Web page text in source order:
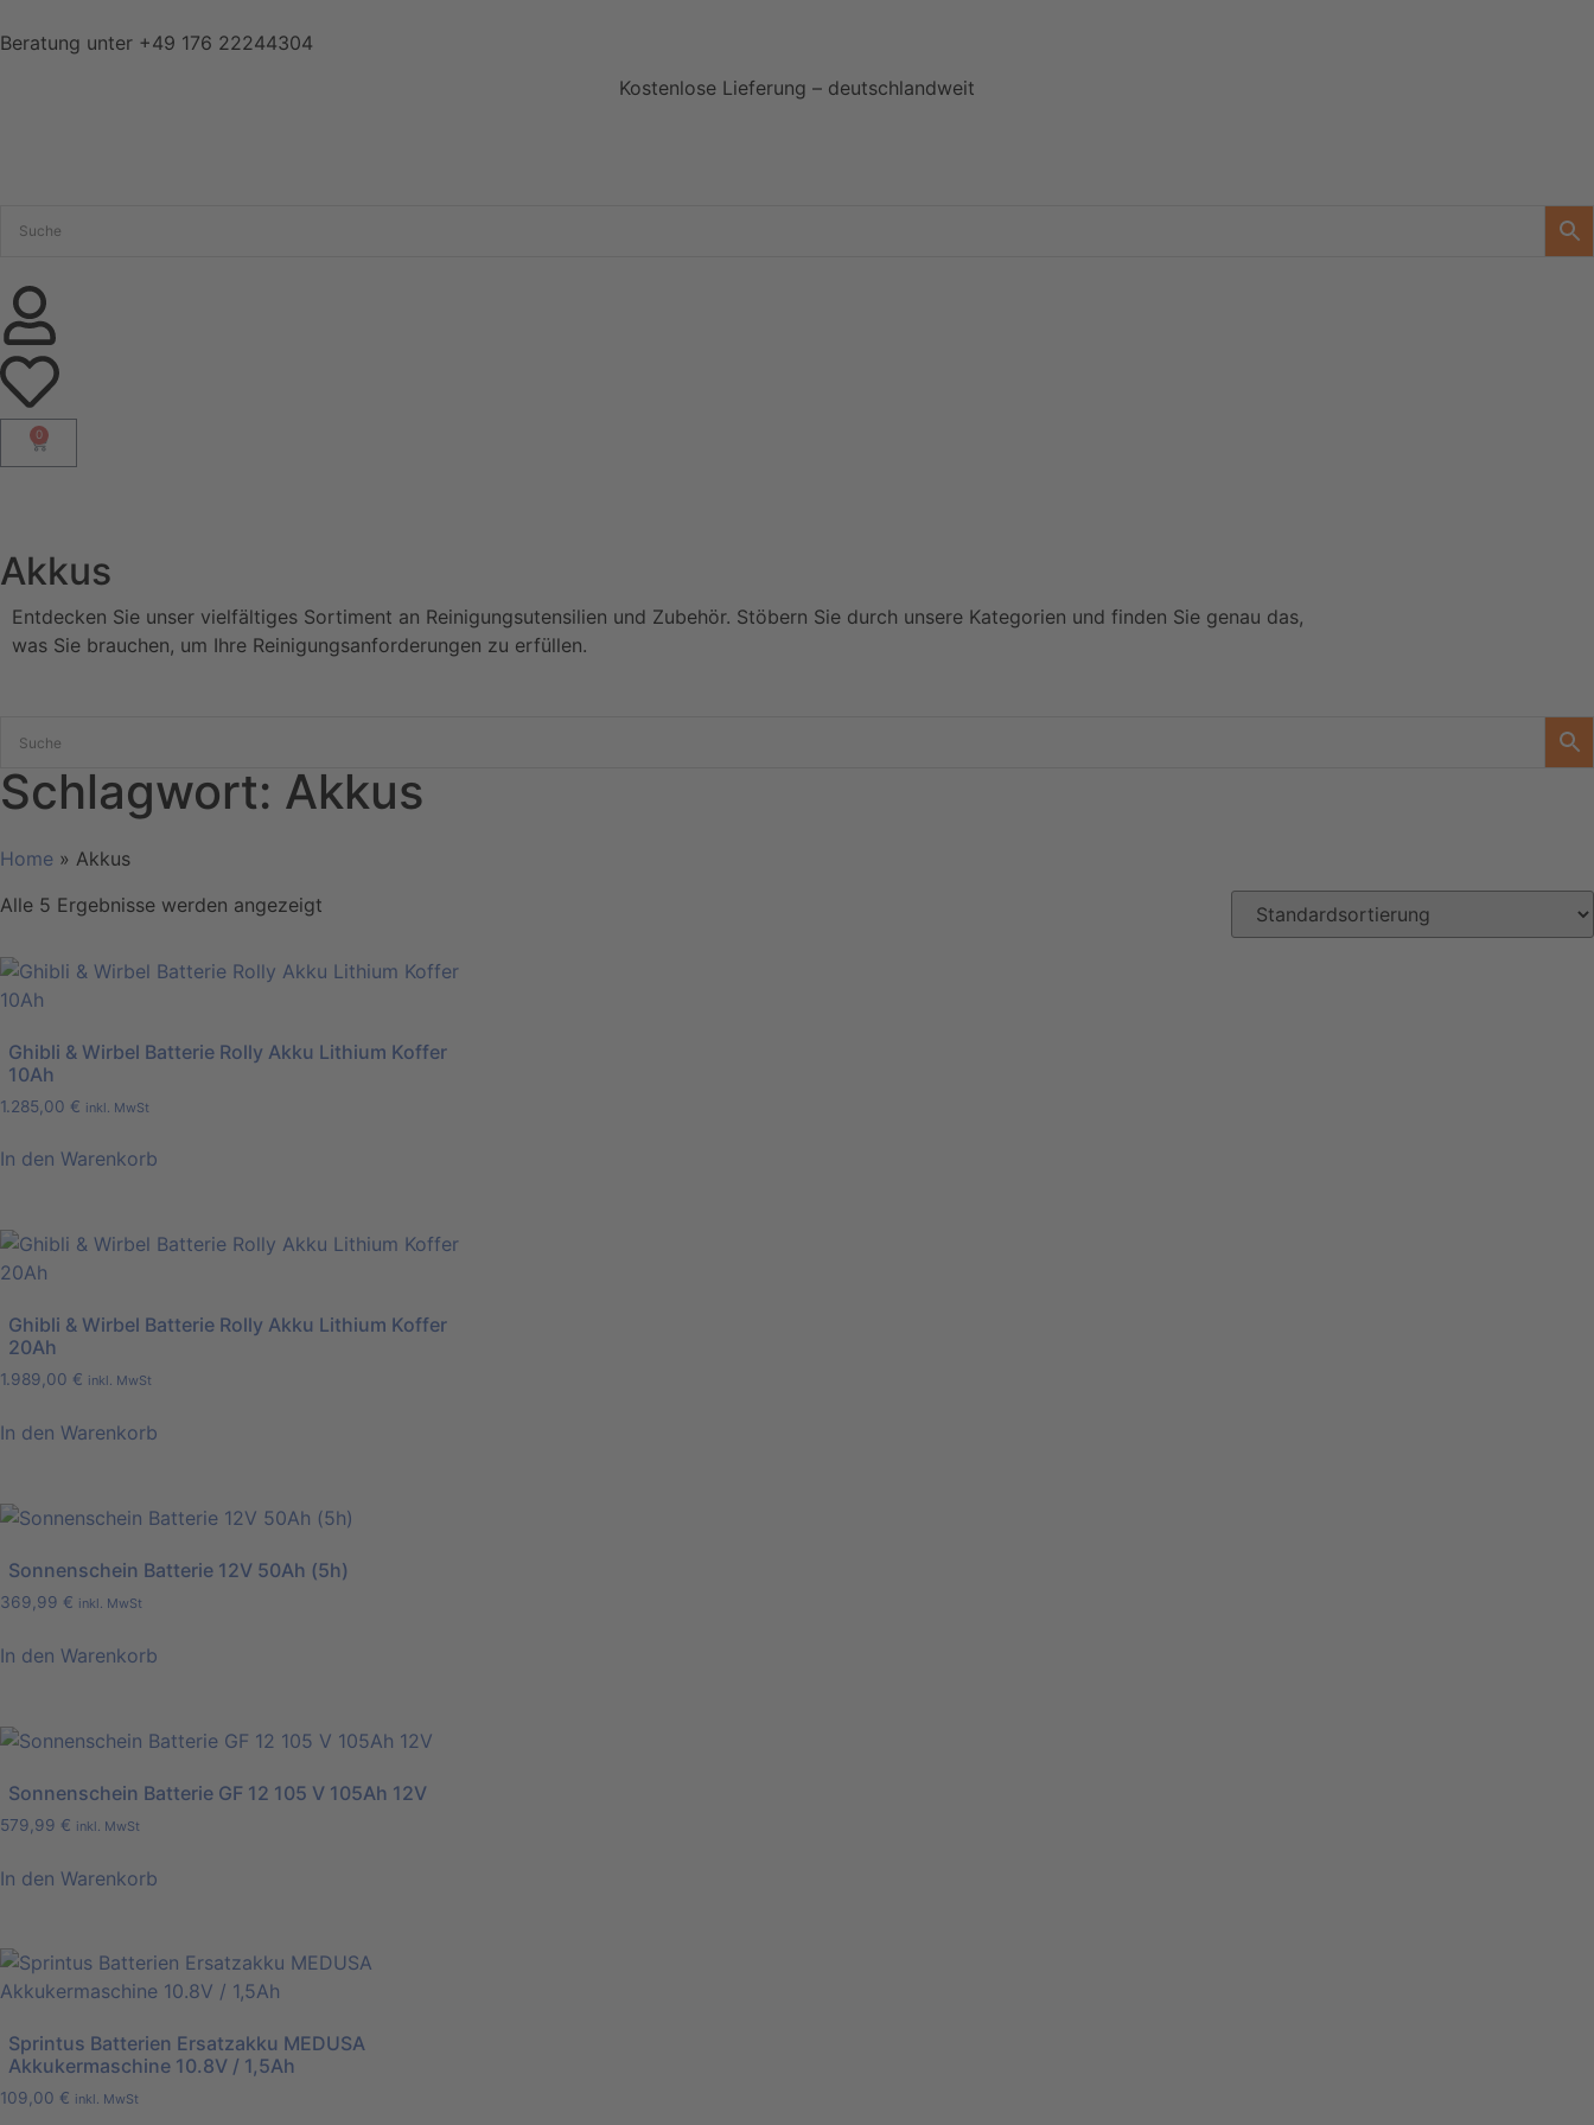
Beratung unter +49 176 22244304
Kostenlose Lieferung – deutschlandweit
0
Akkus
Entdecken Sie unser vielfältiges Sortiment an Reinigungsutensilien und Zubehör. Stöbern Sie durch unsere Kategorien und finden Sie genau das,
was Sie brauchen, um Ihre Reinigungsanforderungen zu erfüllen.
Schlagwort: Akkus
Home » Akkus
Alle 5 Ergebnisse werden angezeigt
Ghibli & Wirbel Batterie Rolly Akku Lithium Koffer
10Ah
1.285,00 € inkl. MwSt
In den Warenkorb
Ghibli & Wirbel Batterie Rolly Akku Lithium Koffer
20Ah
1.989,00 € inkl. MwSt
In den Warenkorb
Sonnenschein Batterie 12V 50Ah (5h)
369,99 € inkl. MwSt
In den Warenkorb
Sonnenschein Batterie GF 12 105 V 105Ah 12V
579,99 € inkl. MwSt
In den Warenkorb
Sprintus Batterien Ersatzakku MEDUSA
Akkukermaschine 10.8V / 1,5Ah
109,00 € inkl. MwSt